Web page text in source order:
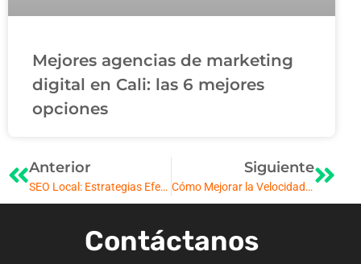
Mejores agencias de marketing
digital en Cali: las 6 mejores
opciones
Anterior
SEO Local: Estrategias Efectivas para Posicionar tu Negocio en tu Área
Siguiente
Cómo Mejorar la Velocidad de Carga de tu Web para Potenciar el SEO
Contáctanos